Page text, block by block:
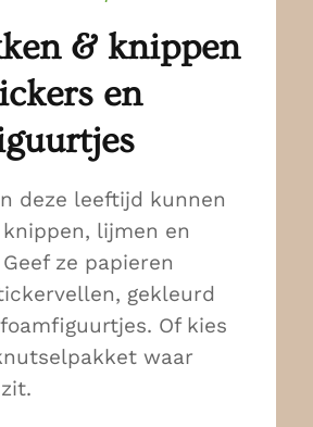
& knippen
en
deze leeftijd kunnen
lijmen en
ze papieren
gekleurd
Of kies
waar